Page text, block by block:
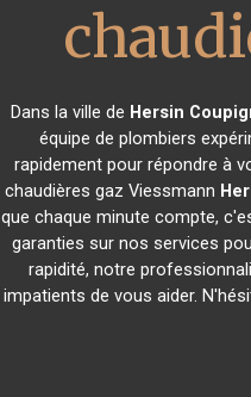
Dans la ville de Hersin
équipe de plombiers
rapidement pour répondre à
chaudières gaz Viessmann
que chaque minute compte,
garanties sur nos services
rapidité, notre
impatients de vous aider.